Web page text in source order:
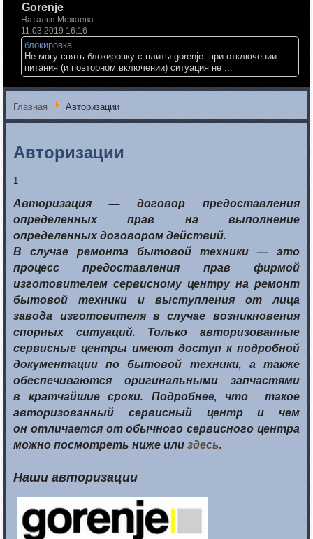
Gorenje
Наталья Можаева
11.03.2019 16:16
блокировка
Не могу снять блокировку с плиты gorenje. при отключении
питания (и повторном включении) ситуация не ...
Главная Авторизации
Авторизации
1
Авторизация —договор предоставления
определенных прав на выполнение
определенных договором действий.
В случае ремонта бытовой техники —это
процесс предоставления прав фирмой
изготовителем сервисному центру на ремонт
бытовой техникии выступления
от лица
завода изготовителя в случае возникновения
спорных ситуаций. Только авторизованные
сервисные центры имеют доступ к подробной
документации по бытовой техники, а также
обеспечиваются оригинальными запчастями
в кратчайшиесроки. Подробнее, что такое
авторизованный сервисный центри чем
он отличается от обычного сервисного центра
можно посмотреть ниже илиздесь.
Наши авторизации